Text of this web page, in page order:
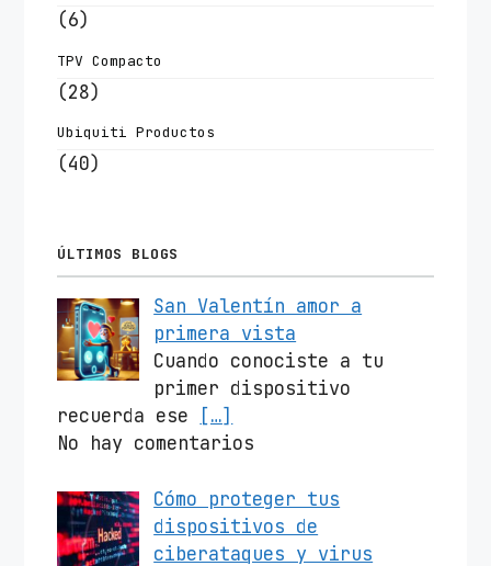
(6)
TPV Compacto
(28)
Ubiquiti Productos
(40)
ÚLTIMOS BLOGS
San Valentín amor a
primera vista
Cuando conociste a tu
primer dispositivo
recuerda ese
[…]
No hay comentarios
Cómo proteger tus
dispositivos de
ciberataques y virus